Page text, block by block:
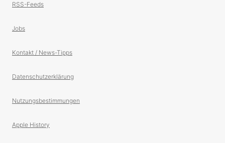
RSS-Feeds
Jobs
Kontakt / News-Tipps
Datenschutzerklärung
Nutzungsbestimmungen
Apple History